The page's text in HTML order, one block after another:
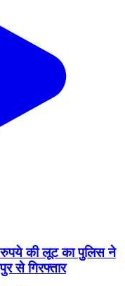
रुपये की लूट का पुलिस ने
से गिरफ्तार